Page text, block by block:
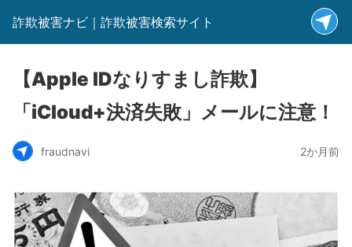
詐欺被害ナビ｜詐欺被害検索サイト
【Apple IDなりすまし詐欺】
「iCloud+決済失敗」メールに注意！
fraudnavi 2か月前